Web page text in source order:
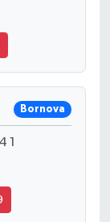
Bornova
1